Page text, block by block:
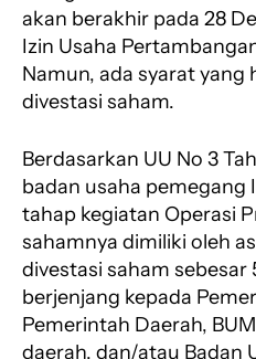
akan berakhir pada 28
Izin Usaha
Namun, ada syarat yang
divestasi saham.
Berdasarkan UU No 3
badan usaha pemegang
tahap kegiatan Operasi
sahamnya dimiliki oleh
divestasi saham sebesar
berjenjang kepada
Pemerintah Daerah,
daerah, dan/atau Badan